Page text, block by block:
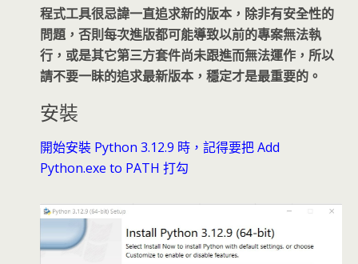
程式工具很忌諱一直追求新的版本，除非有安全性的
問題，否則每次進版都可能導致以前的專案無法執
行，或是其它第三方套件尚未跟進而無法運作，所以
請不要一眛的追求最新版本，穩定才是最重要的。
安裝
開始安裝 Python 3.12.9 時，記得要把 Add
Python.exe to PATH 打勾